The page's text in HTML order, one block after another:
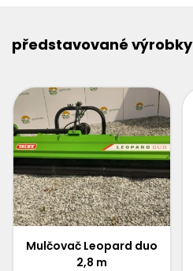
představované výrobky
Mulčovač Leopard duo
2,8 m